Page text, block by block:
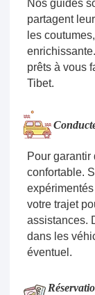
Nos guides
partagent
les
prêts à vous
Tibet.
Pour garantir
confortable.
votre trajet
assistances.
dans les
éventuel.